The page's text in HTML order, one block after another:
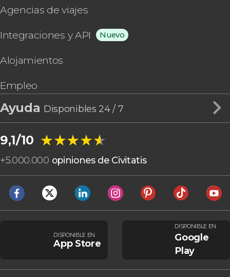
Agencias de viajes
Integraciones y API Nuevo
Alojamientos
Empleo
Ayuda Disponibles 24 / 7
9,1/10 ★★★★★
★★★★★
+5.000.000 opiniones de Civitatis
DISPONIBLE EN
App Store
DISPONIBLE EN
Google
Play